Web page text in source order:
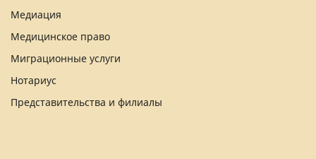
Медиация
Медицинское право
Миграционные услуги
Нотариус
Представительства и филиалы